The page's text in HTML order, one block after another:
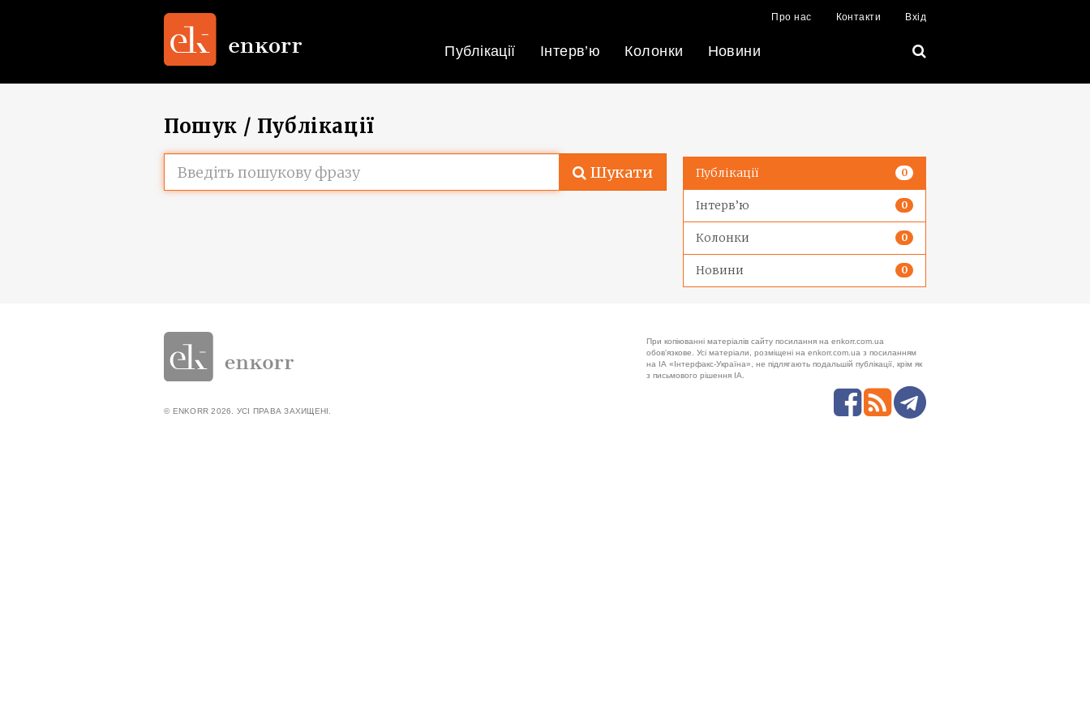
Про нас Контакти Вхід
Публікації Інтерв’ю Колонки Новини
Пошук / Публікації
Шукати Публікації 0
Інтерв’ю 0
Колонки 0
Новини 0
При копіюванні матеріалів сайту посилання на enkorr.com.ua
обов'язкове. Усі матеріали, розміщені на enkorr.com.ua з посиланням
на ІА «Інтерфакс-Україна», не підлягають подальшій публікації, крім як
з письмового рішення ІА.
© ENKORR 2026. УСІ ПРАВА ЗАХИЩЕНІ.